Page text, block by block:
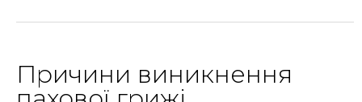
Причини виникнення